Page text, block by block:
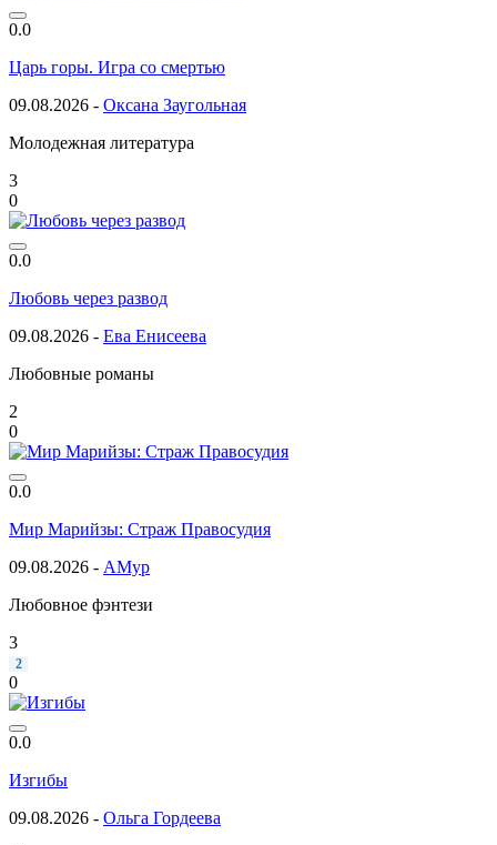
0.0
Царь горы. Игра со смертью
09.08.2026 - Оксана Заугольная
Молодежная литература
3
0
0.0
Любовь через развод
09.08.2026 - Ева Енисеева
Любовные романы
2
0
0.0
Мир Марийзы: Страж Правосудия
09.08.2026 - АМур
Любовное фэнтези
3
2
0
0.0
Изгибы
09.08.2026 - Ольга Гордеева